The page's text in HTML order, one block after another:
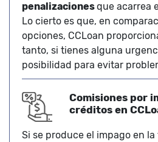
penalizacionesque acarrea
Lo cierto es que, en
opciones, CCLoan
tanto, si tienes alguna
posibilidad para evitar
Comisiones por
créditos en
Si se produce el impago en